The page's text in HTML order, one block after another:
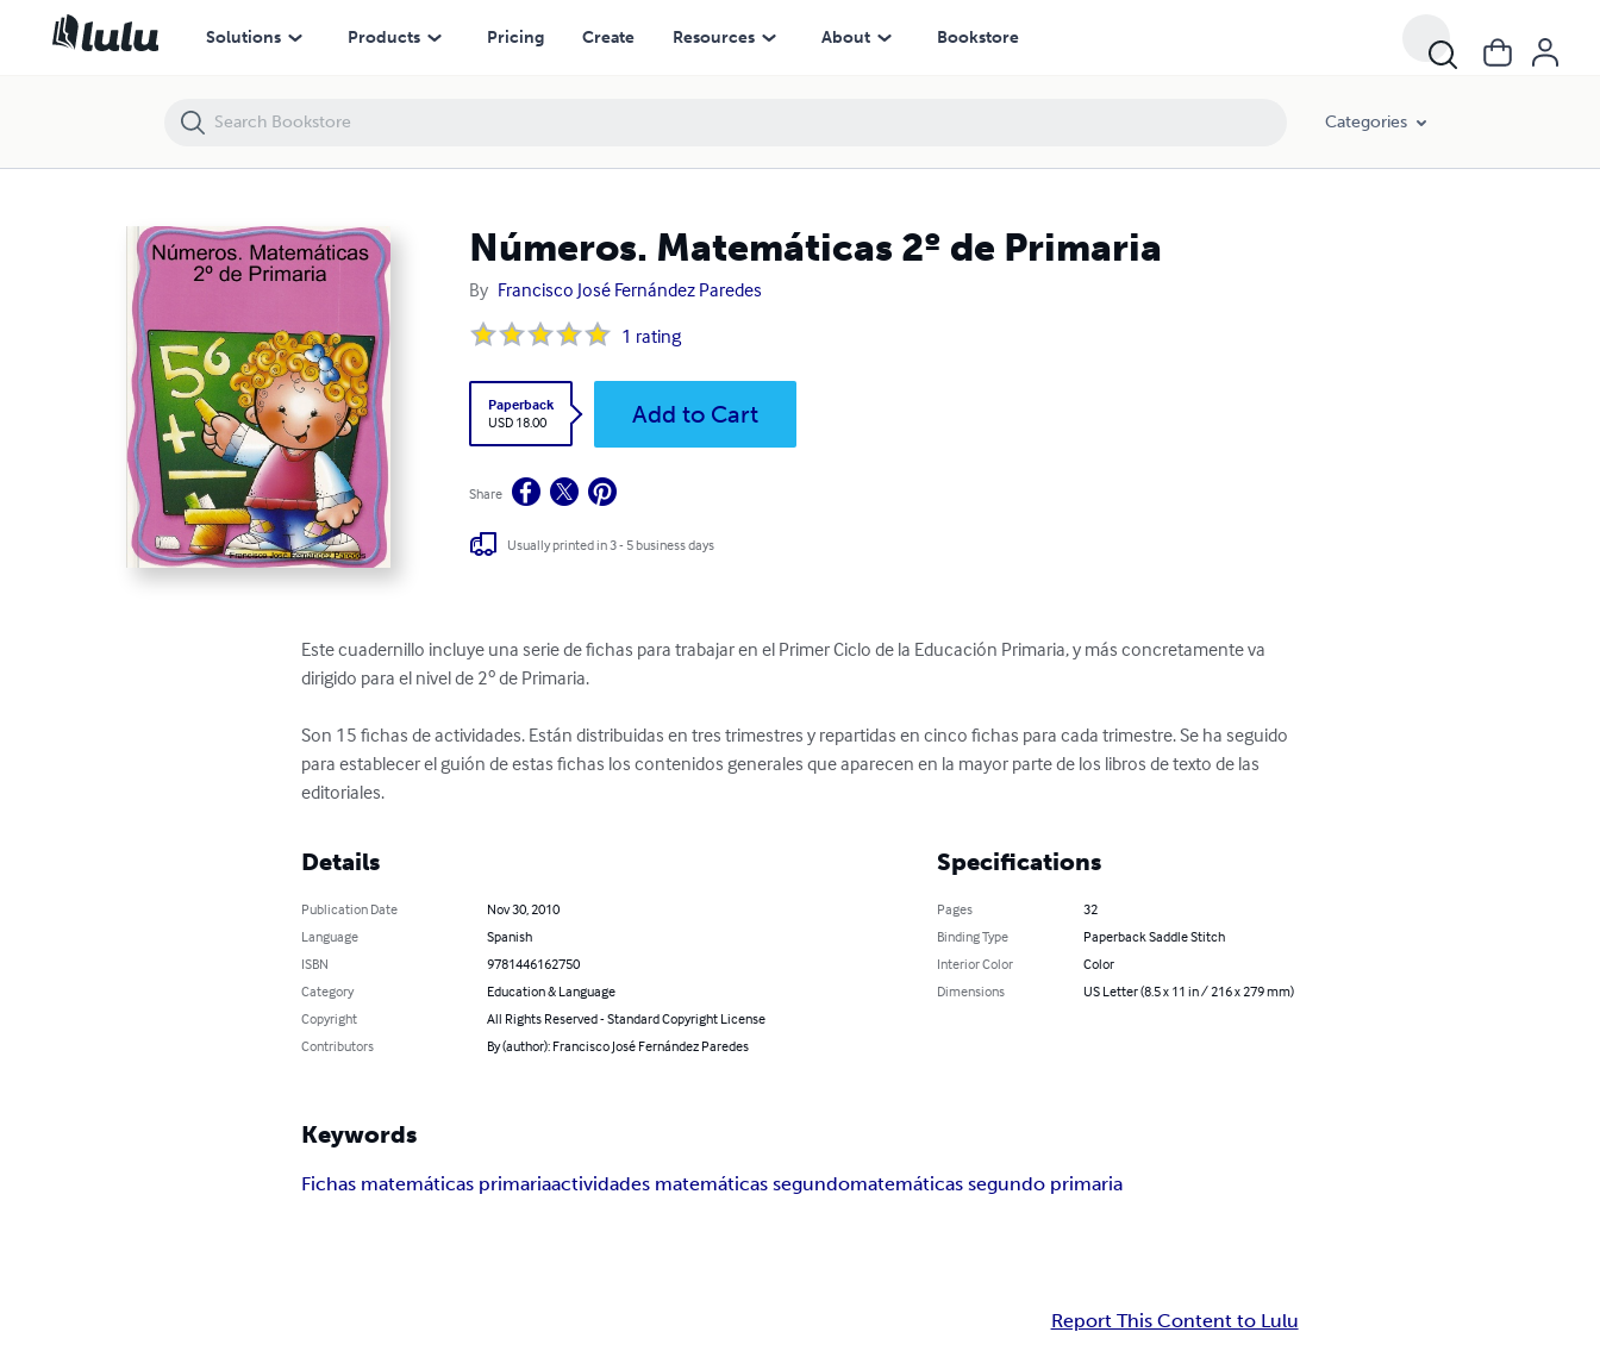
Solutions Products Pricing Create Resources About Bookstore
Categories
Números. Matemáticas 2º de Primaria
By Francisco José Fernández Paredes
1 rating
Paperback
USD 18.00
Add to Cart
Share
Usually printed in 3 - 5 business days
Este cuadernillo incluye una serie de fichas para trabajar en el Primer Ciclo de la Educación Primaria, y más concretamente va
dirigido para el nivel de 2º de Primaria.
Son 15 fichas de actividades. Están distribuidas en tres trimestres y repartidas en cinco fichas para cada trimestre. Se ha seguido
para establecer el guión de estas fichas los contenidos generales que aparecen en la mayor parte de los libros de texto de las
editoriales.
Details
Publication Date
Nov 30, 2010
Language
Spanish
ISBN
9781446162750
Category
Education & Language
Copyright
All Rights Reserved - Standard Copyright License
Contributors
By (author): Francisco José Fernández Paredes
Specifications
Pages
32
Binding Type
Paperback Saddle Stitch
Interior Color
Color
Dimensions
US Letter (8.5 x 11 in / 216 x 279 mm)
Keywords
Fichas matemáticas primariaactividades matemáticas segundomatemáticas segundo primaria
Report This Content to Lulu
Números. Matemáticas 2º de Primaria